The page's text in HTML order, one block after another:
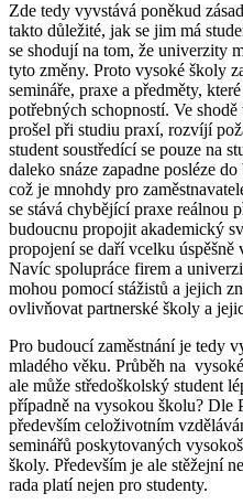
Zde tedy vyvstává poněkud
takto důležité, jak se jim má
se shodují na tom, že univerzity
tyto změny. Proto vysoké školy
semináře, praxe a předměty,
potřebných schopností. Ve
prošel při studiu praxí, rozvíjí
student soustředící se pouze na
daleko snáze zapadne posléze
což je mnohdy pro
se stává chybějící praxe reálnou
budoucnu propojit akademický
propojení se daří vcelku
Navíc spolupráce firem a
mohou pomocí stážistů a jejich
ovlivňovat partnerské školy a
Pro budoucí zaměstnání je tedy
mladého věku. Průběh na
ale může středoškolský student
případně na vysokou školu? Dle
především celoživotním
seminářů poskytovaných
školy. Především je ale stěžejní
rada platí nejen pro studenty.